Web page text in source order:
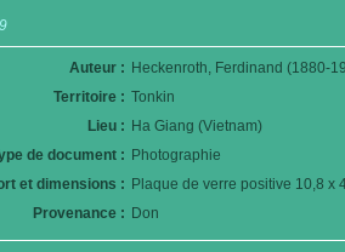
Auteur : Heckenroth, Ferdinand (1880-
Territoire : Tonkin
Lieu : Ha Giang (Vietnam)
de document : Photographie
et dimensions : Plaque de verre positive 10,8 x
Provenance : Don